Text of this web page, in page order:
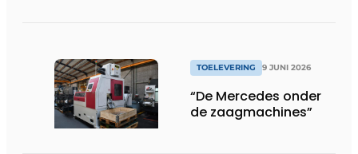
TOELEVERING 9 JUNI 2026
“De Mercedes onder
de zaagmachines”